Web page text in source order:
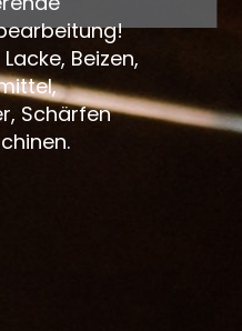
Beizen,
Schärfen